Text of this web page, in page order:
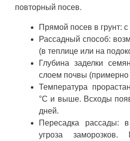
повторный посев.
Прямой посев в грунт:
Рассадный способ:
(в теплице или на
Глубина заделки
слоем почвы
Температура
°C и выше. Всходы
дней.
Пересадка рассады:
угроза заморозков.